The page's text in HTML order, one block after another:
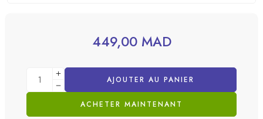
449,00 MAD
AJOUTER AU PANIER
ACHETER MAINTENANT